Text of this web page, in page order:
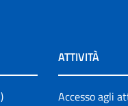
ATTIVITÀ
Accesso agli